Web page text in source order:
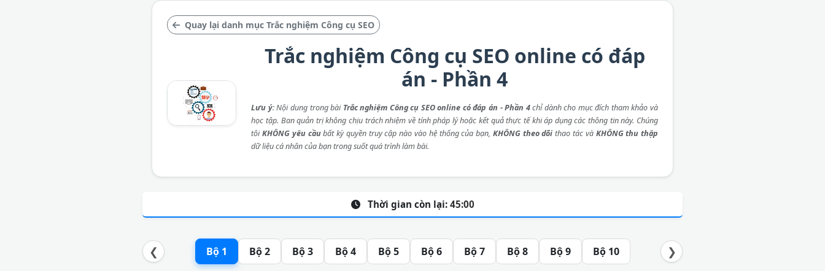
Quay lại danh mục Trắc nghiệm Công cụ SEO
Trắc nghiệm Công cụ SEO online có đáp
án - Phần 4
Lưu ý: Nội dung trong bài Trắc nghiệm Công cụ SEO online có đáp án - Phần 4chỉ dành cho mục đích tham khảo và
học tập. Ban quản trị không chịu trách nhiệm về tính pháp lý hoặc kết quả thực tế khi áp dụng các thông tin này. Chúng
tôiKHÔNG yêu cầubất kỳ quyền truy cập nào vào hệ thống của bạn, KHÔNG theo dõi thao tác và KHÔNG thu thập
dữ liệu cá nhân của bạn trong suốt quá trình làm bài.
Thời gian còn lại: 45:00
❮ Bộ 1 Bộ 2 Bộ 3 Bộ 4 Bộ 5 Bộ 6 Bộ 7 Bộ 8 Bộ 9 Bộ 10 ❯